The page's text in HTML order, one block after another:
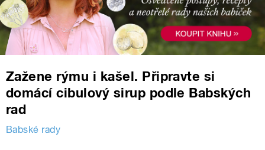
Zažene rýmu i kašel. Připravte si
domácí cibulový sirup podle Babských
rad
Babské rady